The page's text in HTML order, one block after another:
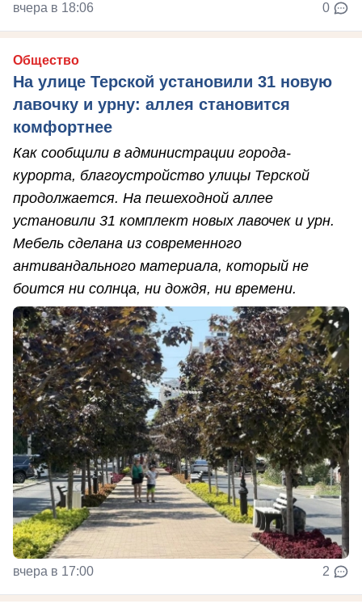
вчера в 18:06 0
Общество
На улице Терской установили 31 новую
лавочку и урну: аллея становится
комфортнее
Как сообщили в администрации города-
курорта, благоустройство улицы Терской
продолжается. На пешеходной аллее
установили 31 комплект новых лавочек и урн.
Мебель сделана из современного
антивандального материала, который не
боится ни солнца, ни дождя, ни времени.
вчера в 17:00 2